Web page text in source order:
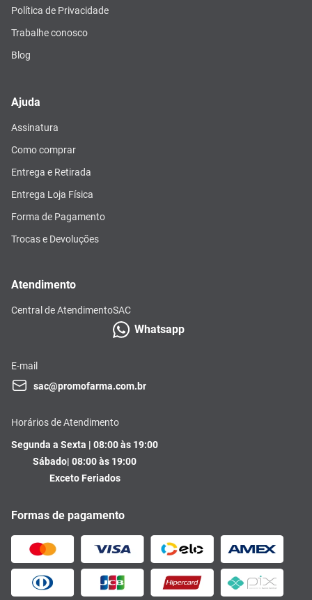
Política de Privacidade
Trabalhe conosco
Blog
Ajuda
Assinatura
Como comprar
Entrega e Retirada
Entrega Loja Física
Forma de Pagamento
Trocas e Devoluções
Atendimento
Central de AtendimentoSAC
Whatsapp
E-mail
sac@promofarma.com.br
Horários de Atendimento
Segunda a Sexta | 08:00 às 19:00
Sábado| 08:00 às 19:00
Exceto Feriados
Formas de pagamento